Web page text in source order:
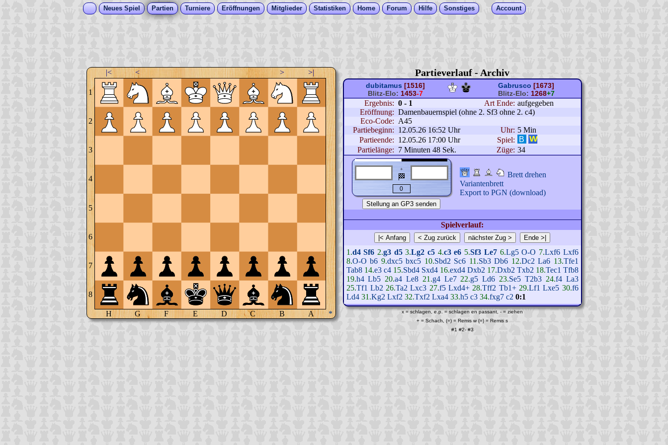
Neues Spiel Partien Turniere Eröffnungen Mitglieder Statistiken Home Forum Hilfe Sonstiges Account
|< < > >|
1
2
3
4
5
6
7
8
H G F E D C B A *
Partieverlauf - Archiv
dubitamus [1516]
Blitz-Elo: 1453-7
Gabrusco [1673]
Blitz-Elo: 1268+7
Ergebnis: 0 - 1 Art Ende: aufgegeben
Eröffnung: Damenbauernspiel (ohne 2. Sf3 ohne 2. c4)
Eco-Code: A45
Partiebeginn: 12.05.26 16:52 Uhr Uhr: 5 Min
Partieende: 12.05.26 17:00 Uhr
Spiel:
Partielänge: 7 Minuten 48 Sek. Züge: 34
+
🏁
Brett drehen
Variantenbrett
Export to PGN (download)
Spielverlauf:
1.d4 Sf6 2.g3 d5 3.Lg2 c5 4.c3 e6 5.Sf3 Le7 6.Lg5 O-O 7.Lxf6 Lxf6
8.O-O b6 9.dxc5 bxc5 10.Sbd2 Sc6 11.Sb3 Db6 12.Dc2 La6 13.Tfe1
Tab8 14.e3 c4 15.Sbd4 Sxd4 16.exd4 Dxb2 17.Dxb2 Txb2 18.Tec1 Tfb8
19.h4 Lb5 20.a4 Le8 21.g4 Le7 22.g5 Ld6 23.Se5 T2b3 24.f4 La3
25.Tf1 Lb2 26.Ta2 Lxc3 27.f5 Lxd4+ 28.Tff2 Tb1+ 29.Lf1 Lxe5 30.f6
Ld4 31.Kg2 Lxf2 32.Txf2 Lxa4 33.h5 c3 34.fxg7 c2 0:1
x = schlagen, e.p. = schlagen en passant, - = ziehen
+ = Schach, (=) = Remis w {=} = Remis s
#1 #2-#3